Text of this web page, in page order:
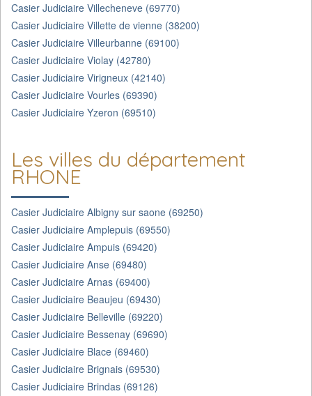
Casier Judiciaire Villecheneve (69770)
Casier Judiciaire Villette de vienne (38200)
Casier Judiciaire Villeurbanne (69100)
Casier Judiciaire Violay (42780)
Casier Judiciaire Virigneux (42140)
Casier Judiciaire Vourles (69390)
Casier Judiciaire Yzeron (69510)
Les villes du département
RHONE
Casier Judiciaire Albigny sur saone (69250)
Casier Judiciaire Amplepuis (69550)
Casier Judiciaire Ampuis (69420)
Casier Judiciaire Anse (69480)
Casier Judiciaire Arnas (69400)
Casier Judiciaire Beaujeu (69430)
Casier Judiciaire Belleville (69220)
Casier Judiciaire Bessenay (69690)
Casier Judiciaire Blace (69460)
Casier Judiciaire Brignais (69530)
Casier Judiciaire Brindas (69126)